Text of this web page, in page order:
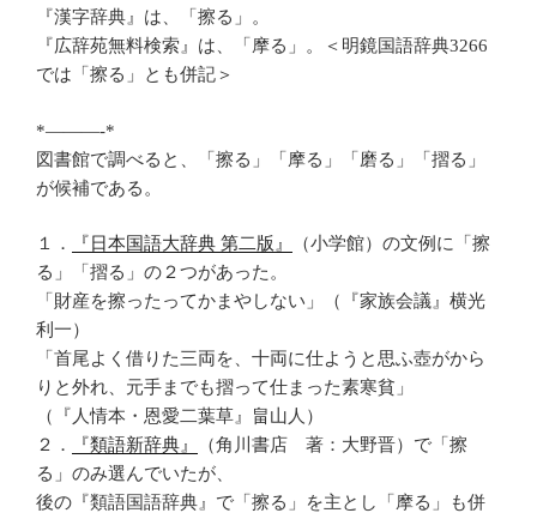
『漢字辞典』は、「擦る」。
『広辞苑無料検索』は、「摩る」。＜明鏡国語辞典3266
では「擦る」とも併記＞
*———-*
図書館で調べると、「擦る」「摩る」「磨る」「摺る」
が候補である。
１． 『日本国語大辞典 第二版』
（小学館）の文例に「擦
る」「摺る」の２つがあった。
「財産を擦ったってかまやしない」（『家族会議』横光
利一）
「首尾よく借りた三両を、十両に仕ようと思ふ壺がから
りと外れ、元手までも摺って仕まった素寒貧」
（『人情本・恩愛二葉草』畠山人）
２．
『類語新辞典』
（角川書店 著：大野晋）で「擦
る」のみ選んでいたが、
後の『類語国語辞典』で「擦る」を主とし「摩る」も併